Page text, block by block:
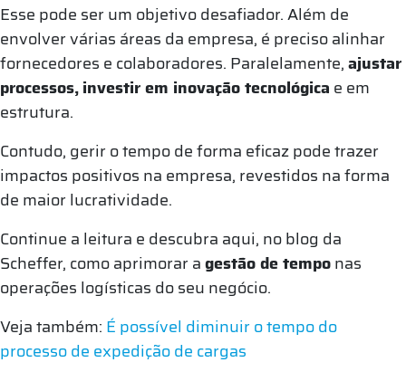
Esse pode ser um objetivo desafiador. Além de
envolver várias áreas da empresa, é preciso alinhar
fornecedores e colaboradores. Paralelamente,ajustar
processos,investir em inovação tecnológica e em
estrutura.
Contudo, gerir o tempo de forma eficaz pode trazer
impactos positivos na empresa, revestidos na forma
de maior lucratividade.
Continue a leitura e descubra aqui, no blog da
Scheffer, como aprimorar agestão de temponas
operações logísticas do seu negócio.
Veja também: É possível diminuir o tempo do
processo de expedição de cargas